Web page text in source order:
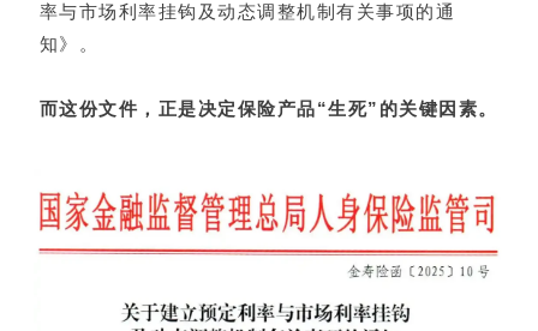
率与市场利率挂钩及动态调整机制有关事项的通
知》。
而这份文件，正是决定保险产品“生死”的关键因素。